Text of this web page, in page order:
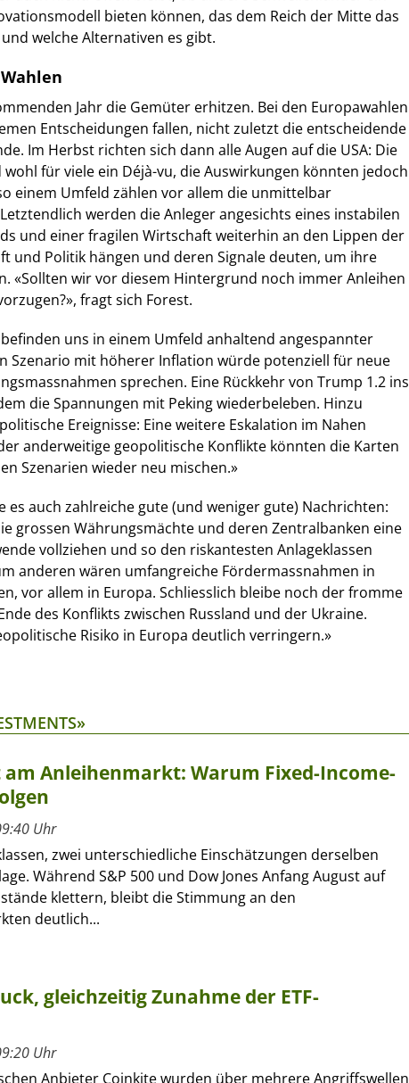
bieten können, das dem Reich der Mitte das
welche Alternativen es gibt.
Jahr die Gemüter erhitzen. Bei den Europawahlen
Entscheidungen fallen, nicht zuletzt die entscheidende
Im Herbst richten sich dann alle Augen auf die USA: Die
für viele ein Déjà-vu, die Auswirkungen könnten jedoch
einem Umfeld zählen vor allem die unmittelbar
werden die Anleger angesichts eines instabilen
und einer fragilen Wirtschaft weiterhin an den Lippen der
und Politik hängen und deren Signale deuten, um ihre
«Sollten wir vor diesem Hintergrund noch immer Anleihen
fragt sich Forest.
befinden uns in einem Umfeld anhaltend angespannter
Szenario mit höherer Inflation würde potenziell für neue
sprechen. Eine Rückkehr von Trump 1.2 ins
die Spannungen mit Peking wiederbeleben. Hinzu
Ereignisse: Eine weitere Eskalation im Nahen
anderweitige geopolitische Konflikte könnten die Karten
Szenarien wieder neu mischen.»
es auch zahlreiche gute (und weniger gute) Nachrichten:
grossen Währungsmächte und deren Zentralbanken eine
vollziehen und so den riskantesten Anlageklassen
anderen wären umfangreiche Fördermassnahmen in
vor allem in Europa. Schliesslich bleibe noch der fromme
des Konflikts zwischen Russland und der Ukraine.
Risiko in Europa deutlich verringern.»
Anleihenmarkt: Warum Fixed-Income-
Uhr
zwei unterschiedliche Einschätzungen derselben
Während S&P 500 und Dow Jones Anfang August auf
klettern, bleibt die Stimmung an den
deutlich...
gleichzeitig Zunahme der ETF-
Uhr
Anbieter Coinkite wurden über mehrere Angriffswellen